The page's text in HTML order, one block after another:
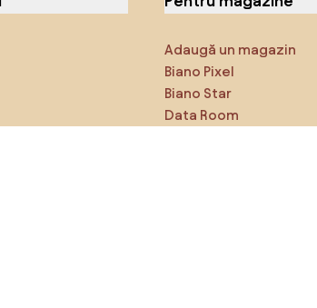
Adaugă un magazin
Biano Pixel
Biano Star
Data Room